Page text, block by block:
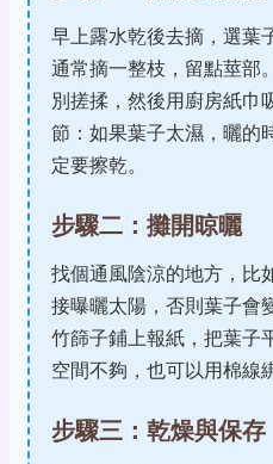
早上露水乾後去摘，選葉
通常摘一整枝，留點莖部
別搓揉，然後用廚房紙巾
節：如果葉子太濕，曬的
定要擦乾。
步驟二：攤開晾曬
找個通風陰涼的地方，比
接曝曬太陽，否則葉子會
竹篩子鋪上報紙，把葉子
空間不夠，也可以用棉線
步驟三：乾燥與保存